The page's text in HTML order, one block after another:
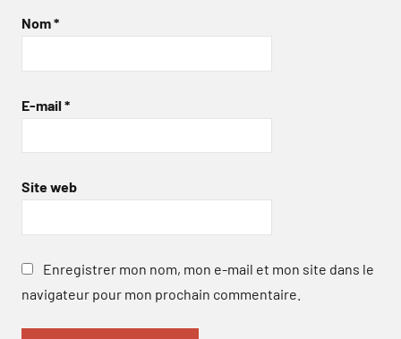
Nom*
E-mail *
Site web
Enregistrer mon nom, mon e-mail et mon site dans le
navigateur pour mon prochain commentaire.